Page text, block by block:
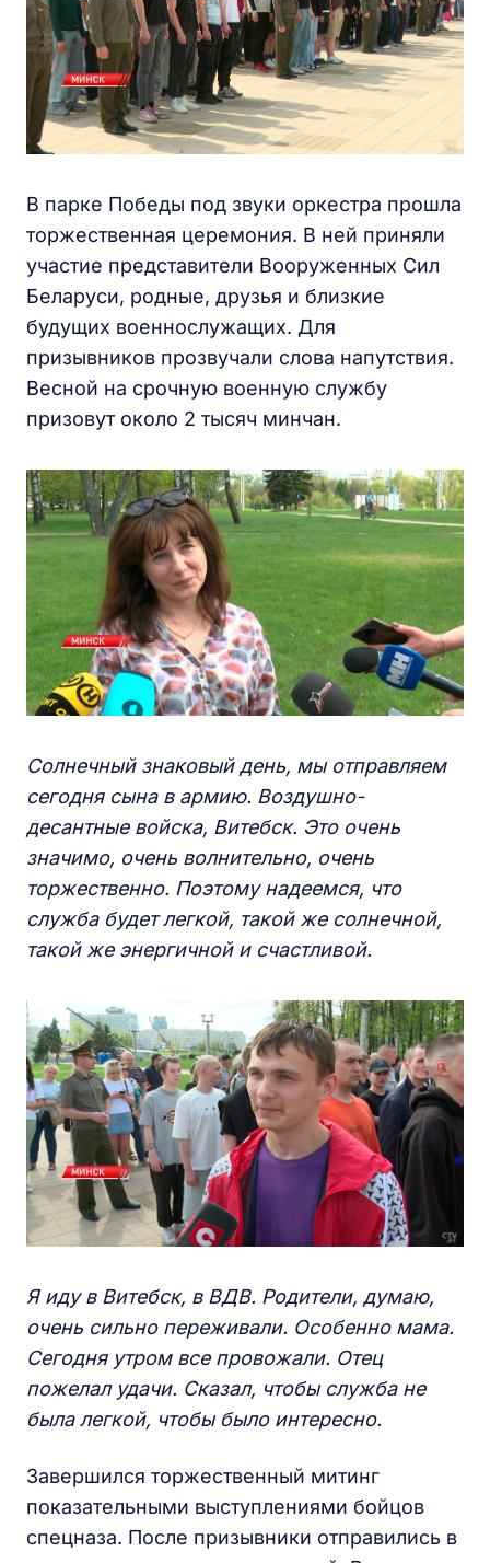
В парке Победы под звуки оркестра прошла
торжественная церемония. В ней приняли
участие представители Вооруженных Сил
Беларуси, родные, друзья и близкие
будущих военнослужащих. Для
призывников прозвучали слова напутствия.
Весной на срочную военную службу
призовут около 2 тысяч минчан.
Солнечный знаковый день, мы отправляем
сегодня сына в армию. Воздушно-
десантные войска, Витебск. Это очень
значимо, очень волнительно, очень
торжественно. Поэтому надеемся, что
служба будет легкой, такой же солнечной,
такой же энергичной и счастливой.
Я иду в Витебск, в ВДВ. Родители, думаю,
очень сильно переживали. Особенно мама.
Сегодня утром все провожали. Отец
пожелал удачи. Сказал, чтобы служба не
была легкой, чтобы было интересно.
Завершился торжественный митинг
показательными выступлениями бойцов
спецназа. После призывники отправились в